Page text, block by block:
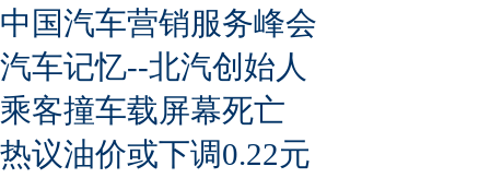
中国汽车营销服务峰会
汽车记忆--北汽创始人
乘客撞车载屏幕死亡
热议油价或下调0.22元